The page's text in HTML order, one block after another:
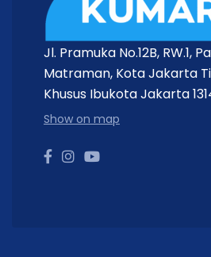
Jl. Pramuka No.12B, RW.1,
Matraman, Kota Jakarta
Khusus Ibukota Jakarta
Show on map